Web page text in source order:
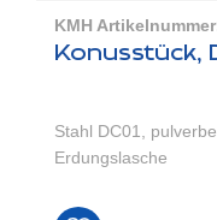
KMH
Konusstück,
Stahl DC01,
Erdungslasche